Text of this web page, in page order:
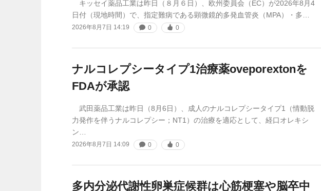
キッセイ薬品工業は昨日（８月６日）、欧州委員会（EC）が2026年8月4
日付（現地時間）で、指定難病である顕微鏡的多発血管炎（MPA）・多…
2026年8月7日 14:19 0 0
ナルコレプシータイプ1治療薬oveporextonを
FDAが承認
武田薬品工業は昨日（8月6日）、成人のナルコレプシータイプ1（情動脱
力発作を伴うナルコレプシー；NT1）の治療を適応として、経口オレキシ
ン…
2026年8月7日 14:09 0 0
多内分泌代謝性卵巣症候群は心筋梗塞や脳卒中